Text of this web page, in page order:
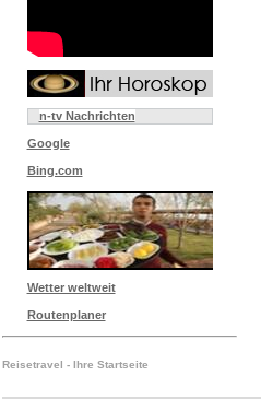
n-tv Nachrichten
Google
Bing.com
Wetter weltweit
Routenplaner
Reisetravel - Ihre Startseite